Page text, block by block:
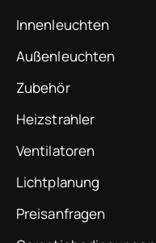
Innenleuchten
Außenleuchten
Zubehör
Heizstrahler
Ventilatoren
Lichtplanung
Preisanfragen